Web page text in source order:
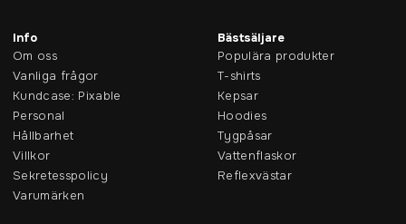
Info
Om oss
Vanliga frågor
Kundcase: Pixable
Personal
Hållbarhet
Villkor
Sekretesspolicy
Varumärken
Bästsäljare
Populära produkter
T-shirts
Kepsar
Hoodies
Tygpåsar
Vattenflaskor
Reflexvästar